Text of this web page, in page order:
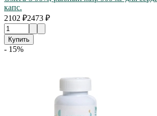
капс.
2102 ₽2473 ₽
Купить
- 15%